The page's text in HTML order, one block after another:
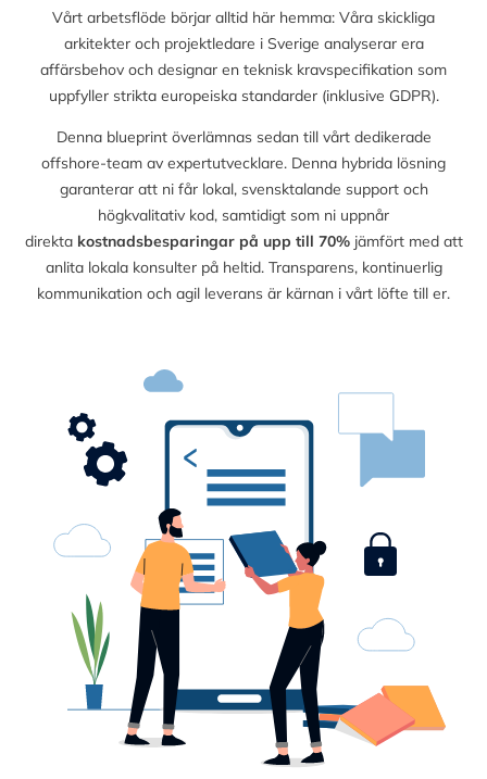
Vårt arbetsflöde börjar alltid här hemma: Våra skickliga
arkitekter och projektledare i Sverige analyserar era
affärsbehov och designar en teknisk kravspecifikation som
uppfyller strikta europeiska standarder (inklusive GDPR).
Denna blueprint överlämnas sedan till vårt dedikerade
offshore-team av expertutvecklare. Denna hybrida lösning
garanterar att ni får lokal, svensktalande support och
högkvalitativ kod, samtidigt som ni uppnår
direkta kostnadsbesparingar på upp till 70%jämfört med att
anlita lokala konsulter på heltid. Transparens, kontinuerlig
kommunikation och agil leverans är kärnan i vårt löfte till er.